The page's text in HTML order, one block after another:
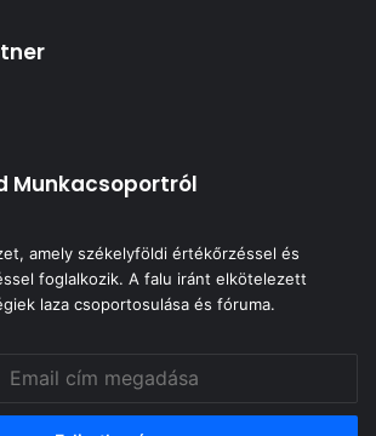
Munkacsoportról
amely székelyföldi értékőrzéssel és
foglalkozik. A falu iránt elkötelezett
laza csoportosulása és fóruma.